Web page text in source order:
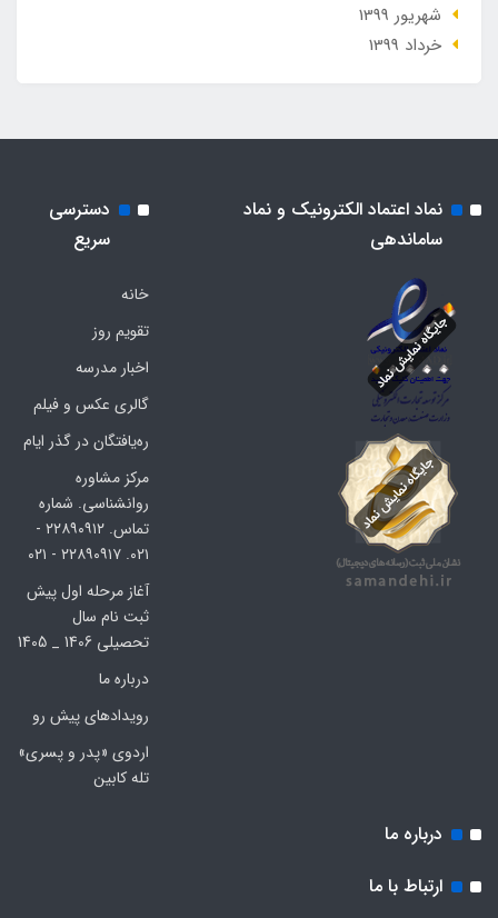
شهریور 1399
خرداد 1399
نماد اعتماد الکترونیک و نماد
ساماندهی
دسترسی
سریع
خانه
تقویم روز
اخبار مدرسه
گالری عکس و فیلم
ره‌یافتگان در گذر ایام
مرکز مشاوره
روانشناسی. شماره
تماس. ۲۲۸۹۰۹۱۲ -
۰۲۱. ۲۲۸۹۰۹۱۷ - ۰۲۱
آغاز مرحله اول پیش
ثبت نام سال
تحصیلی 1406 _ 1405
درباره ما
رویدادهای پیش رو
اردوی «پدر و پسری»
تله کابین
درباره ما
ارتباط با ما